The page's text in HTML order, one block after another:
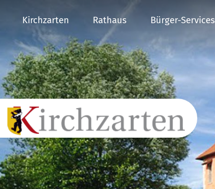
Kirchzarten Rathaus Bürger-Services